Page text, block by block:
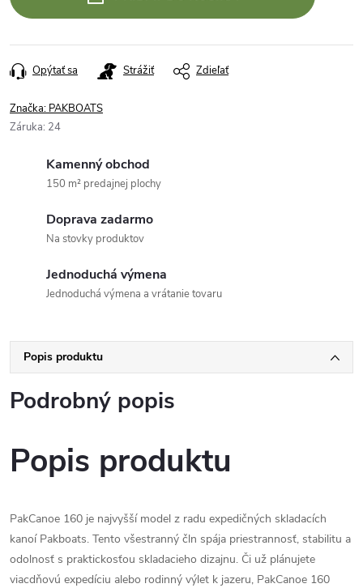
Opýtať sa Strážiť Zdieľať
Značka: PAKBOATS
Záruka: 24
Kamenný obchod
150 m² predajnej plochy
Doprava zadarmo
Na stovky produktov
Jednoduchá výmena
Jednoduchá výmena a vrátanie tovaru
Popis produktu
Podrobný popis
Popis produktu
PakCanoe 160 je najvyšší model z radu expedičných skladacích
kanoí Pakboats. Tento všestranný čln spája priestrannosť, stabilitu a
odolnosť s praktickosťou skladacieho dizajnu. Či už plánujete
viacdňovú expedíciu alebo rodinný výlet k jazeru, PakCanoe 160